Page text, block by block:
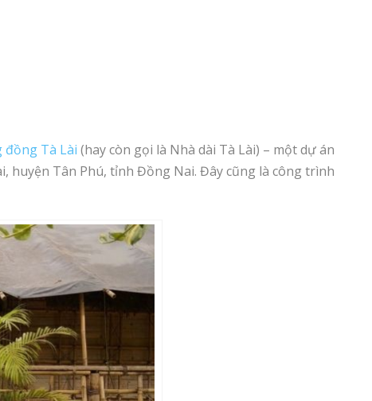
đồng Tà Lài (hay còn gọi là Nhà dài Tà Lài) – một dự án
huyện Tân Phú, tỉnh Đồng Nai. Đây cũng là công trình